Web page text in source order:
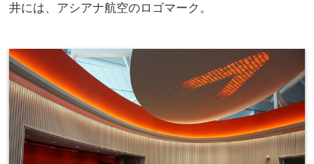
井には、アシアナ航空のロゴマーク。